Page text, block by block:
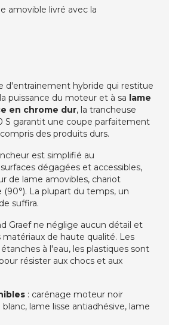
amovible livré avec la
d'entrainement hybride qui restitue
puissance du moteur et à sa lame
en chrome dur, la trancheuse
S garantit une coupe parfaitement
des produits durs.
est simplifié au
dégagées et accessibles,
de lame amovibles, chariot
La plupart du temps, un
suffira.
Graef ne néglige aucun détail et
matériaux de haute qualité. Les
à l'eau, les plastiques sont
résister aux chocs et aux
: carénage moteur noir
lame lisse antiadhésive, lame